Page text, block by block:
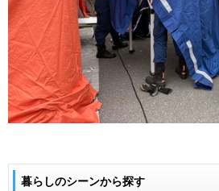
暮らしのシーンから探す